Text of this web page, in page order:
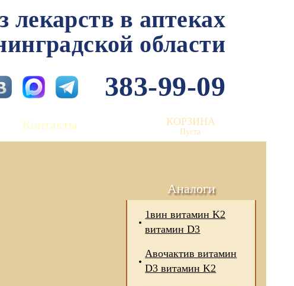
лекарств в аптеках
области
383-99-09
Контакты КОРЗИНА
Пуста
Аналоги
1вин витамин K2
витамин D3
Авочактив витамин
D3 витамин K2